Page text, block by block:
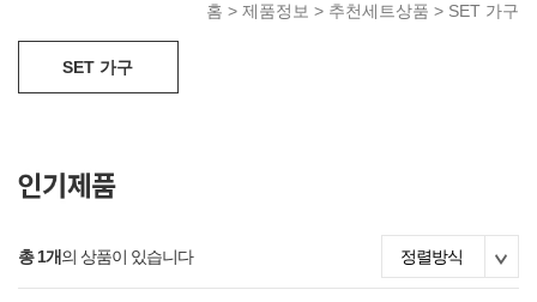
홈 > 제품정보 > 추천세트상품 > SET 가구
SET 가구
총 1개의 상품이 있습니다 정렬방식